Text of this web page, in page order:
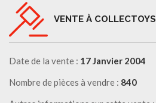
VENTE À COLLECTOYS
Date de la vente : 17 Janvier 2004
Nombre de pièces à vendre : 840